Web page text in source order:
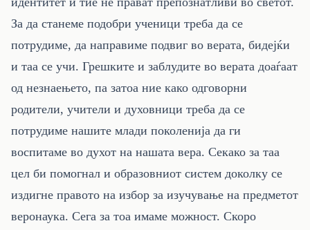
За да станеме подобри ученици треба да се
потрудиме, да направиме подвиг во верата, бидејќи
и таа се учи. Грешките и заблудите во верата доаѓаат
од незнаењето, па затоа ние како одговорни
родители, учители и духовници треба да се
потрудиме нашите млади поколенија да ги
воспитаме во духот на нашата вера. Секако за таа
цел би помогнал и образовниот систем доколку се
издигне правото на избор за изучување на предметот
веронаука. Сега за тоа имаме можност. Скоро